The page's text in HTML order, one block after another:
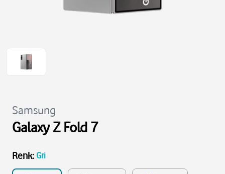
Samsung
Galaxy Z Fold 7
Renk: Gri